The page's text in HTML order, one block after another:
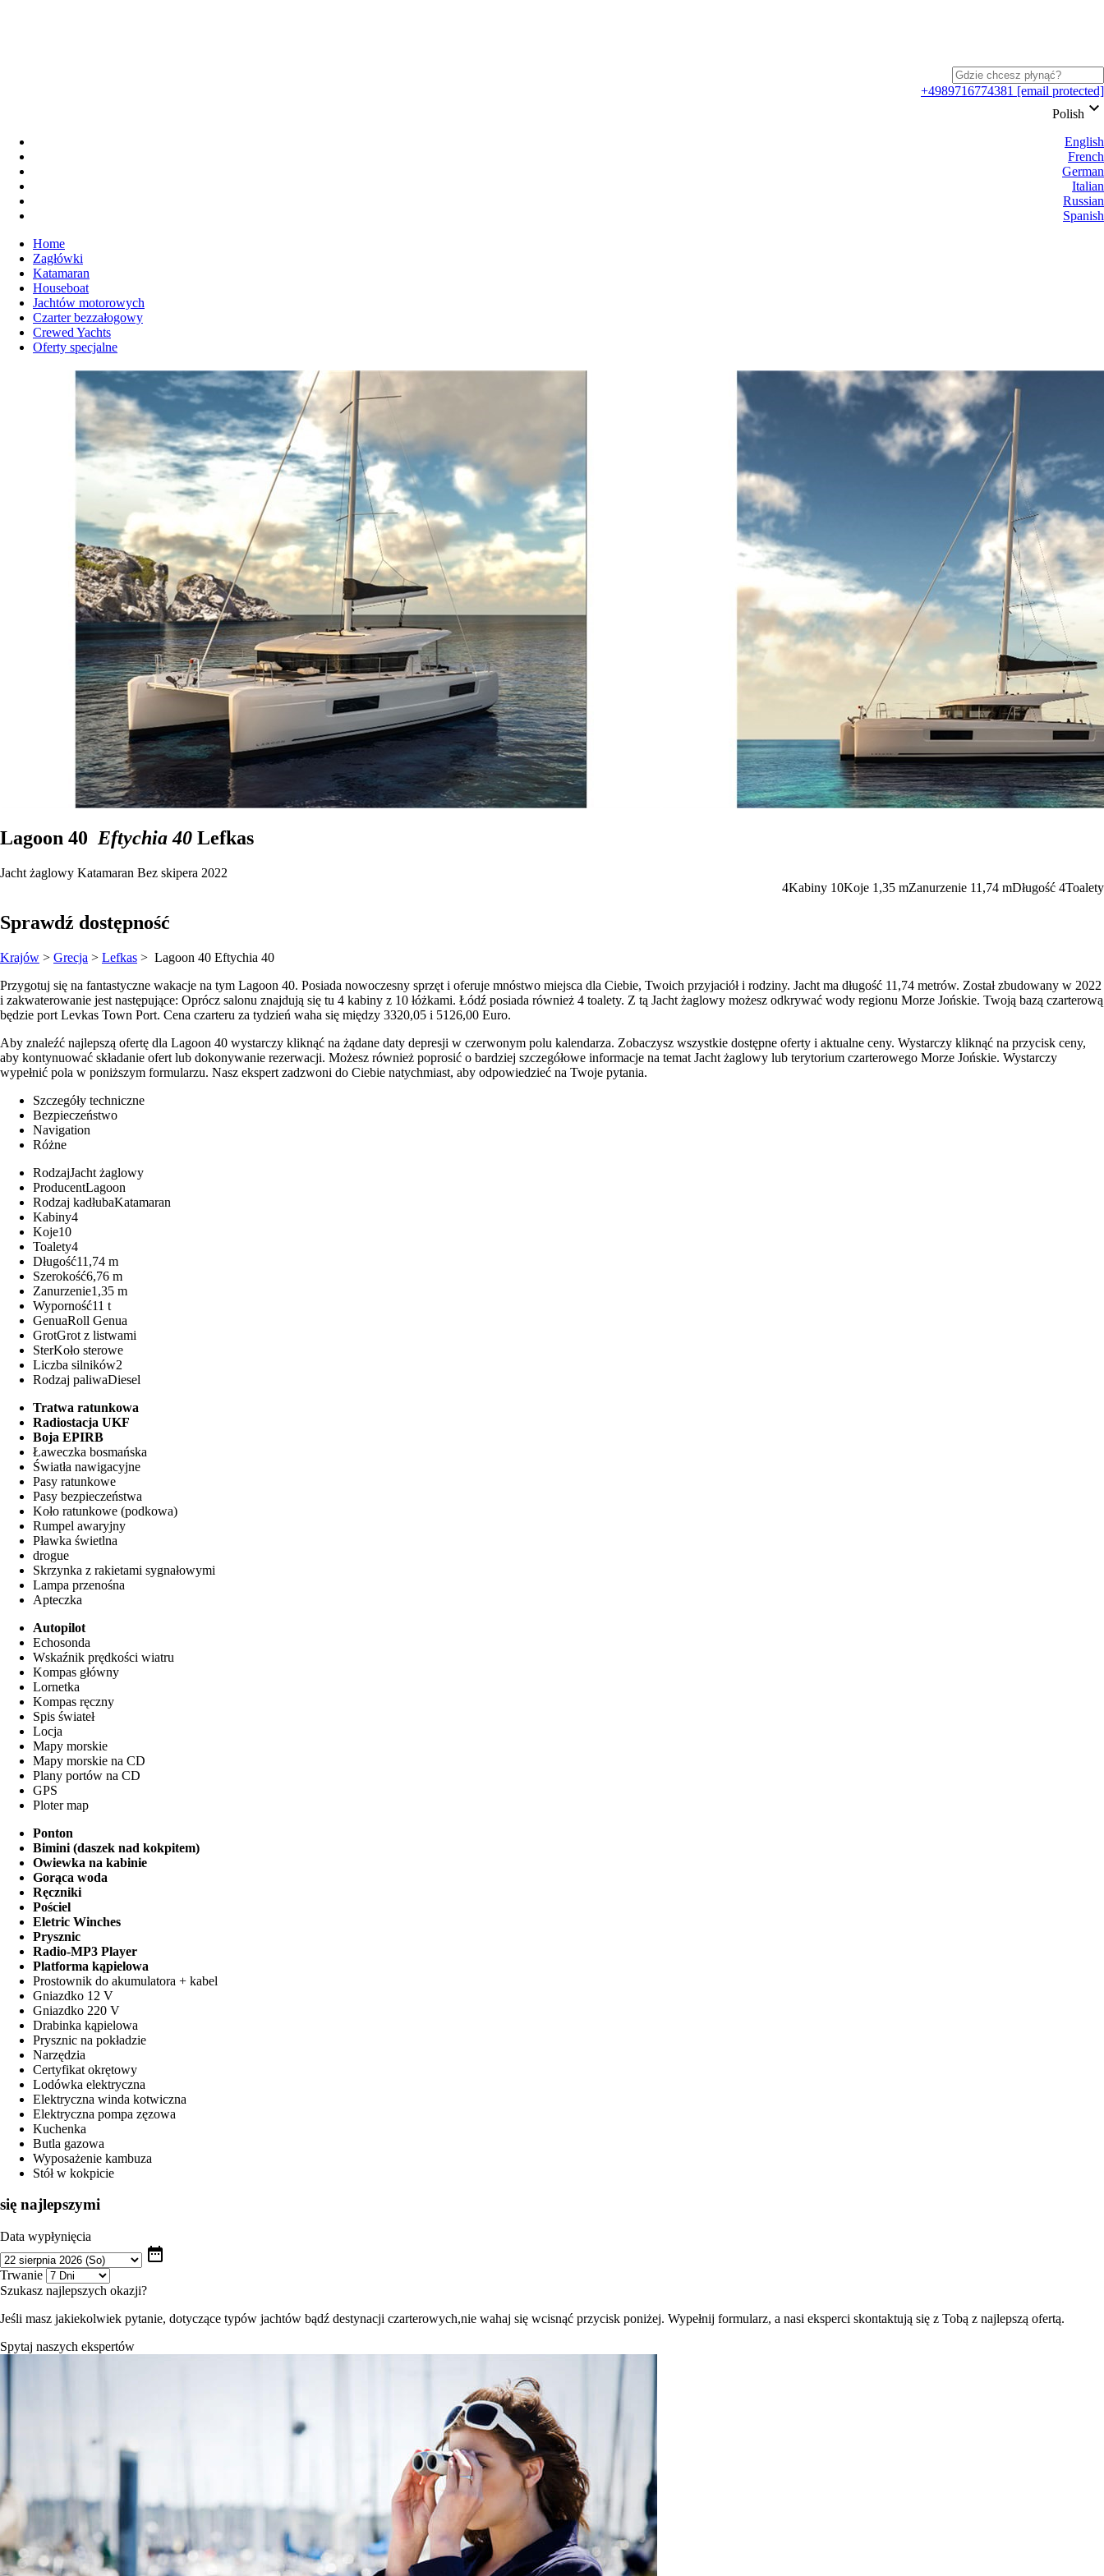
+4989716774381 [email protected]
Polish keyboard_arrow_down
English
French
German
Italian
Russian
Spanish
Home
Zagłówki
Katamaran
Houseboat
Jachtów motorowych
Czarter bezzałogowy
Crewed Yachts
Oferty specjalne
Lagoon 40 Eftychia 40 Lefkas
Jacht żaglowy Katamaran Bez skipera 2022
4Kabiny 10Koje 1,35 mZanurzenie 11,74 mDługość 4Toalety
Sprawdź dostępność
Krajów > Grecja > Lefkas > Lagoon 40 Eftychia 40
Przygotuj się na fantastyczne wakacje na tym Lagoon 40. Posiada nowoczesny sprzęt i oferuje mnóstwo miejsca dla Ciebie, Twoich przyjaciół i rodziny. Jacht ma długość 11,74 metrów. Został zbudowany w 2022
i zakwaterowanie jest następujące: Oprócz salonu znajdują się tu 4 kabiny z 10 łóżkami. Łódź posiada również 4 toalety. Z tą Jacht żaglowy możesz odkrywać wody regionu Morze Jońskie. Twoją bazą czarterową
będzie port Levkas Town Port. Cena czarteru za tydzień waha się między 3320,05 i 5126,00 Euro.
Aby znaleźć najlepszą ofertę dla Lagoon 40 wystarczy kliknąć na żądane daty depresji w czerwonym polu kalendarza. Zobaczysz wszystkie dostępne oferty i aktualne ceny. Wystarczy kliknąć na przycisk ceny,
aby kontynuować składanie ofert lub dokonywanie rezerwacji. Możesz również poprosić o bardziej szczegółowe informacje na temat Jacht żaglowy lub terytorium czarterowego Morze Jońskie. Wystarczy
wypełnić pola w poniższym formularzu. Nasz ekspert zadzwoni do Ciebie natychmiast, aby odpowiedzieć na Twoje pytania.
Szczegóły techniczne
Bezpieczeństwo
Navigation
Różne
RodzajJacht żaglowy
ProducentLagoon
Rodzaj kadłubaKatamaran
Kabiny4
Koje10
Toalety4
Długość11,74 m
Szerokość6,76 m
Zanurzenie1,35 m
Wyporność11 t
GenuaRoll Genua
GrotGrot z listwami
SterKoło sterowe
Liczba silników2
Rodzaj paliwaDiesel
Tratwa ratunkowa
Radiostacja UKF
Boja EPIRB
Ławeczka bosmańska
Światła nawigacyjne
Pasy ratunkowe
Pasy bezpieczeństwa
Koło ratunkowe (podkowa)
Rumpel awaryjny
Pławka świetlna
drogue
Skrzynka z rakietami sygnałowymi
Lampa przenośna
Apteczka
Autopilot
Echosonda
Wskaźnik prędkości wiatru
Kompas główny
Lornetka
Kompas ręczny
Spis świateł
Locja
Mapy morskie
Mapy morskie na CD
Plany portów na CD
GPS
Ploter map
Ponton
Bimini (daszek nad kokpitem)
Owiewka na kabinie
Gorąca woda
Ręczniki
Pościel
Eletric Winches
Prysznic
Radio-MP3 Player
Platforma kąpielowa
Prostownik do akumulatora + kabel
Gniazdko 12 V
Gniazdko 220 V
Drabinka kąpielowa
Prysznic na pokładzie
Narzędzia
Certyfikat okrętowy
Lodówka elektryczna
Elektryczna winda kotwiczna
Elektryczna pompa zęzowa
Kuchenka
Butla gazowa
Wyposażenie kambuza
Stół w kokpicie
się najlepszymi
Data wypłynięcia
date_range
Trwanie
Szukasz najlepszych okazji?
Jeśli masz jakiekolwiek pytanie, dotyczące typów jachtów bądź destynacji czarterowych,nie wahaj się wcisnąć przycisk poniżej. Wypełnij formularz, a nasi eksperci skontaktują się z Tobą z najlepszą ofertą.
Spytaj naszych ekspertów